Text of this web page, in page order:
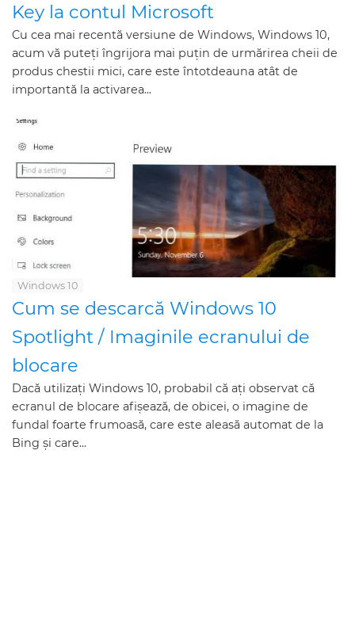
Key la contul Microsoft
Cu cea mai recentă versiune de Windows, Windows 10,
acum vă puteți îngrijora mai puțin de urmărirea cheii de
produs chestii mici, care este întotdeauna atât de
importantă la activarea...
Windows 10
Cum se descarcă Windows 10
Spotlight / Imaginile ecranului de
blocare
Dacă utilizați Windows 10, probabil că ați observat că
ecranul de blocare afișează, de obicei, o imagine de
fundal foarte frumoasă, care este aleasă automat de la
Bing și care...